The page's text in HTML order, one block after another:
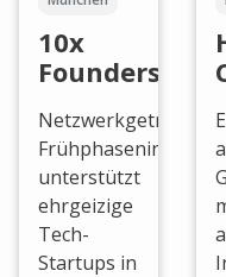
10x
Founders
Frühphaseninvestor
unterstützt
ehrgeizige
Tech-
Startups in